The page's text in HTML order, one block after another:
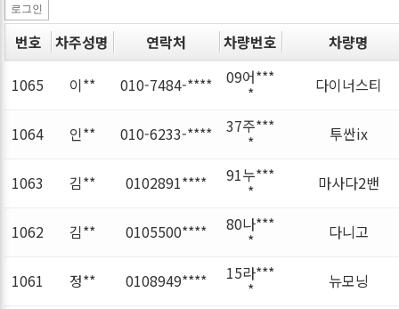
로그인
번호 차주성명 연락처 차량번호
차량명
1065
이** 010-7484-**** 09어***
* 다이너스티
1064 인** 010-6233-**** 37주***
* 투싼ix
1063 김** 0102891**** 91누***
* 마사다2밴
1062 김** 0105500**** 80나***
* 다니고
1061 정** 0108949**** 15라***
* 뉴모닝